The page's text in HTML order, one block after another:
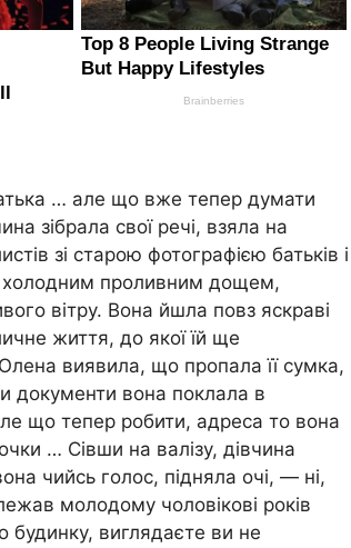
… але що вже тепер думати
зібрала свої речі, взяла на
зі старою фотографією батьків і
холодним проливним дощем,
вітру. Вона йшла повз яскраві
життя, до якої їй ще
виявила, що пропала її сумка,
документи вона поклала в
що тепер робити, адреса то вона
… Сівши на валізу, дівчина
чийсь голос, підняла очі, — ні,
молодому чоловікові років
будинку, виглядаєте ви не